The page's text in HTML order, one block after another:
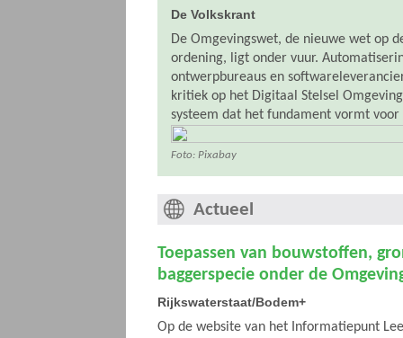
De Volkskrant
De Omgevingswet, de nieuwe wet op
ordening, ligt onder vuur.
ontwerpbureaus en
kritiek op het Digitaal Stelsel
systeem dat het fundament vormt
Foto: Pixabay
Actueel
Toepassen van bouwstoffen,
baggerspecie onder de
Rijkswaterstaat/Bodem+
Op de website van het Informatiepunt